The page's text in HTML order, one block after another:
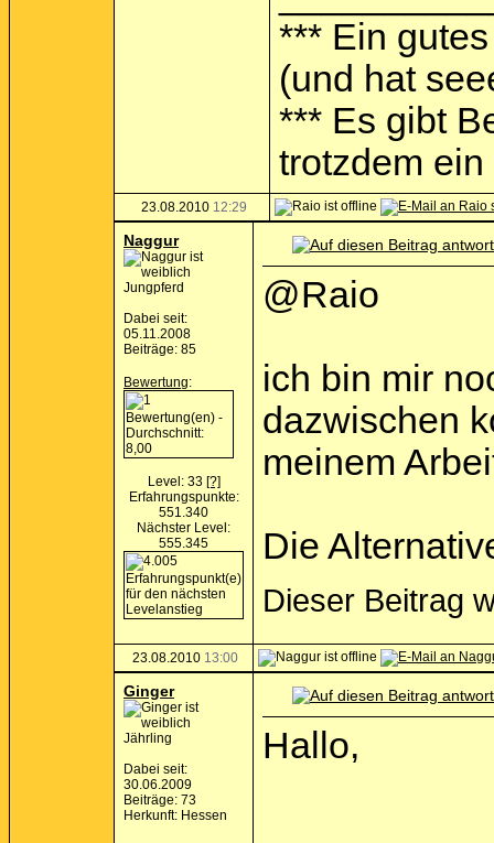
*** Ein
(und hat
*** Es gibt
trotzdem
23.08.2010 12:29
Naggur
Jungpferd
Dabei seit:
05.11.2008
Beiträge: 85
Bewertung:
Level: 33 [?]
Erfahrungspunkte:
551.340
Nächster Level:
555.345
@Raio
ich bin mir
dazwischen
meinem
Die
Dieser Beitrag
23.08.2010 13:00
Ginger
Jährling
Dabei seit:
30.06.2009
Beiträge: 73
Herkunft: Hessen
Hallo,